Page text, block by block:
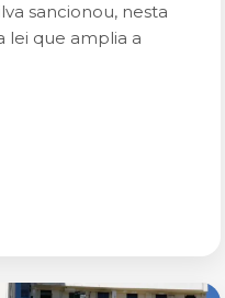
sancionou, nesta
lei que amplia a